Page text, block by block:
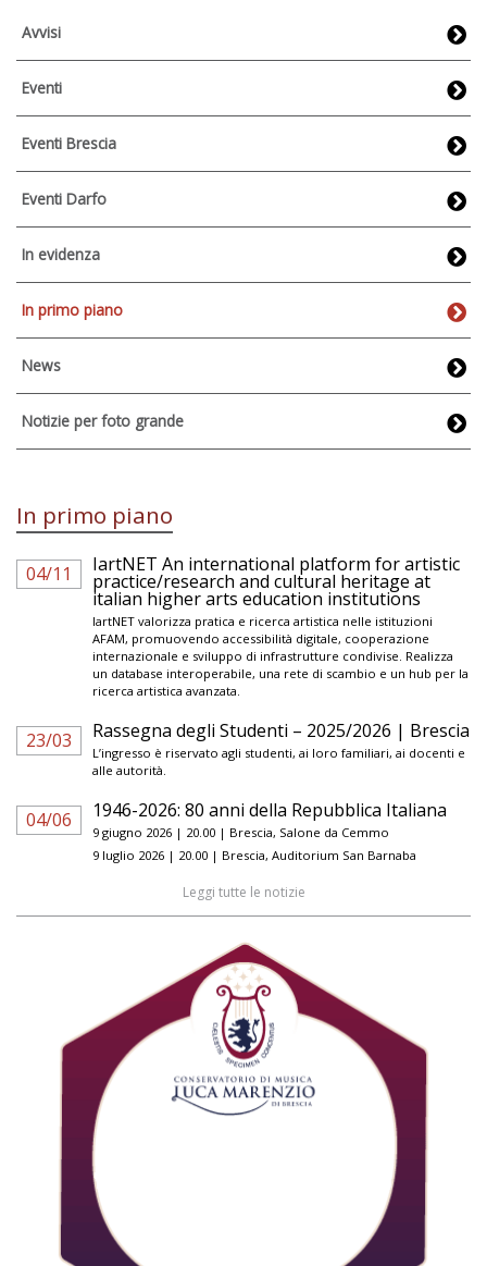
Avvisi
Eventi
Eventi Brescia
Eventi Darfo
In evidenza
In primo piano
News
Notizie per foto grande
In primo piano
04/11 IartNET An international platform for artistic
practice/research and cultural heritage at
italian higher arts education institutions
IartNET valorizza pratica e ricerca artistica nelle istituzioni
AFAM, promuovendo accessibilità digitale, cooperazione
internazionale e sviluppo di infrastrutture condivise. Realizza
un database interoperabile, una rete di scambio e un hub per la
ricerca artistica avanzata.
23/03 Rassegna degli Studenti – 2025/2026 | Brescia
L’ingresso è riservato agli studenti, ai loro familiari, ai docenti e
alle autorità.
04/06 1946-2026: 80 anni della Repubblica Italiana
9 giugno 2026 | 20.00 | Brescia, Salone da Cemmo
9 luglio 2026 | 20.00 | Brescia, Auditorium San Barnaba
Leggi tutte le notizie